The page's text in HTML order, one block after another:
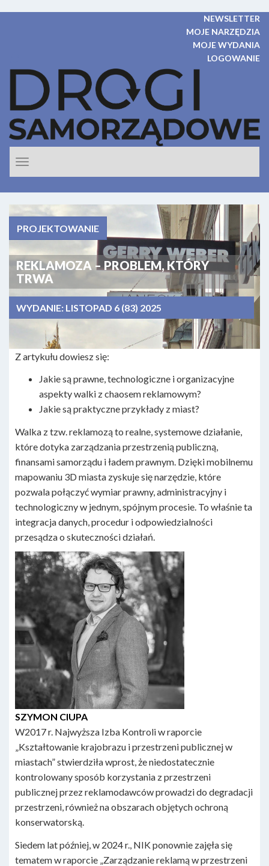
NEWSLETTER
MOJE NARZĘDZIA
MOJE WYDANIA
LOGOWANIE
nawigacje
PROJEKTOWANIE
REKLAMOZA – PROBLEM, KTÓRY
TRWA
WYDANIE: LISTOPAD 6 (83) 2025
Z artykułu dowiesz się:
Jakie są prawne, technologiczne i organizacyjne
aspekty walki z chaosem reklamowym?
Jakie są praktyczne przykłady z miast?
Walka z tzw. reklamozą to realne, systemowe działanie,
które dotyka zarządzania przestrzenią publiczną,
finansami samorządu i ładem prawnym. Dzięki mobilnemu
mapowaniu 3D miasta zyskuje się narzędzie, które
pozwala połączyć wymiar prawny, administracyjny i
technologiczny w jednym, spójnym procesie. To właśnie ta
integracja danych, procedur i odpowiedzialności
przesądza o skuteczności działań.
SZYMON CIUPA
W2017 r. Najwyższa Izba Kontroli w raporcie
„Kształtowanie krajobrazu i przestrzeni publicznej w
miastach” stwierdziła wprost, że niedostatecznie
kontrolowany sposób korzystania z przestrzeni
publicznej przez reklamodawców prowadzi do degradacji
przestrzeni, również na obszarach objętych ochroną
konserwatorską.
Siedem lat później, w 2024 r., NIK ponownie zajęła się
tematem w raporcie „Zarządzanie reklamą w przestrzeni